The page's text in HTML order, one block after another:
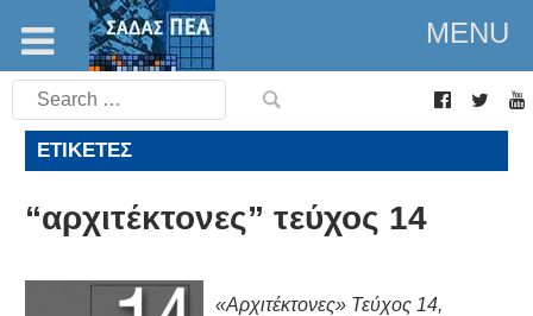
MENU
Search
for:
ΕΤΙΚΈΤΕΣ
“αρχιτέκτονες” τεύχος 14
«Αρχιτέκτονες» Τεύχος 14,